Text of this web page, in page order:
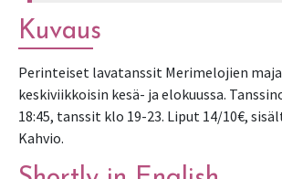
Kuvaus
Perinteiset lavatanssit Merimelojien
keskiviikkoisin kesä- ja elokuussa.
18:45, tanssit klo 19-23. Liput 14/10€,
Kahvio.